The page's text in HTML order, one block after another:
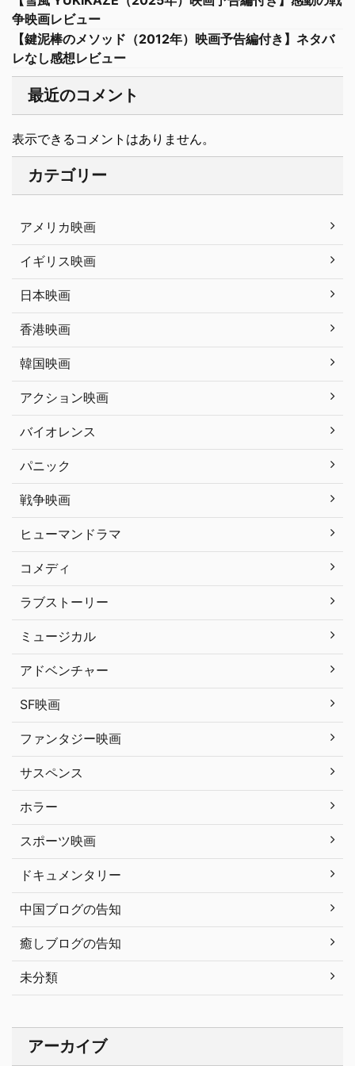
争映画レビュー
【鍵泥棒のメソッド（2012年）映画予告編付き】ネタバ
レなし感想レビュー
最近のコメント
表示できるコメントはありません。
カテゴリー
アメリカ映画
イギリス映画
日本映画
香港映画
韓国映画
アクション映画
バイオレンス
パニック
戦争映画
ヒューマンドラマ
コメディ
ラブストーリー
ミュージカル
アドベンチャー
SF映画
ファンタジー映画
サスペンス
ホラー
スポーツ映画
ドキュメンタリー
中国ブログの告知
癒しブログの告知
未分類
アーカイブ